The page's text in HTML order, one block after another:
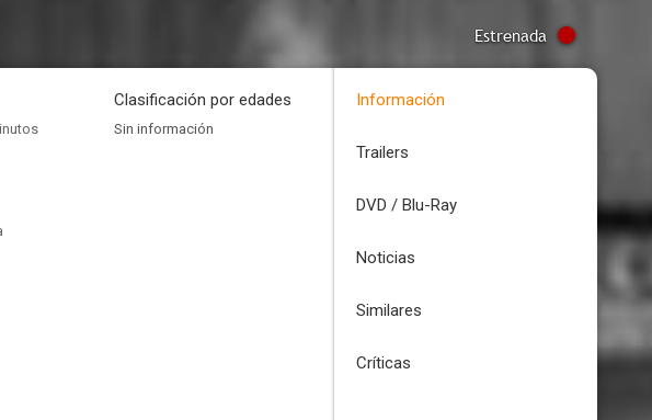
Estrenada
Clasificación por edades
Sin información
Información
Trailers
DVD / Blu-Ray
Noticias
Similares
Críticas